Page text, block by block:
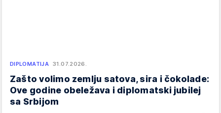
DIPLOMATIJA 31.07.2026.
Zašto volimo zemlju satova, sira i čokolade:
Ove godine obeležava i diplomatski jubilej
sa Srbijom